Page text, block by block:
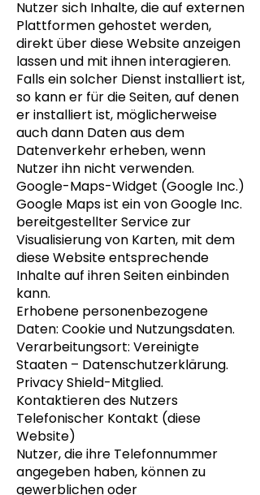
Nutzer sich Inhalte, die auf externen
Plattformen gehostet werden,
direkt über diese Website anzeigen
lassen und mit ihnen interagieren.
Falls ein solcher Dienst installiert ist,
so kann er für die Seiten, auf denen
er installiert ist, möglicherweise
auch dann Daten aus dem
Datenverkehr erheben, wenn
Nutzer ihn nicht verwenden.
Google-Maps-Widget (Google Inc.)
Google Maps ist ein von Google Inc.
bereitgestellter Service zur
Visualisierung von Karten, mit dem
diese Website entsprechende
Inhalte auf ihren Seiten einbinden
kann.
Erhobene personenbezogene
Daten: Cookie und Nutzungsdaten.
Verarbeitungsort: Vereinigte
Staaten – Datenschutzerklärung.
Privacy Shield-Mitglied.
Kontaktieren des Nutzers
Telefonischer Kontakt (diese
Website)
Nutzer, die ihre Telefonnummer
angegeben haben, können zu
gewerblichen oder